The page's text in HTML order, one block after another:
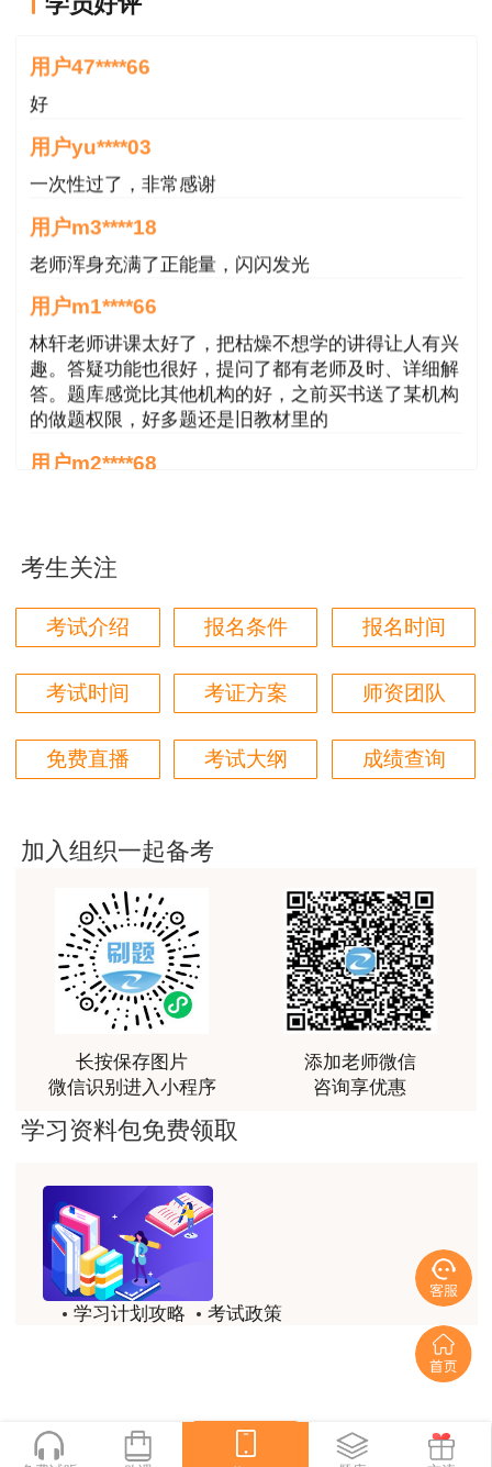
二、考试题型及答题方式
《现代咨询方法与实务》科目为主观题，答题
前必须仔细阅读应试人员注意事项（试卷封二）和
作答须知（专用答题卡首页），答题时使用规定的
作答工具在专用答题卡划定的区域内作答，须在答
客观题，在答题卡上作答，须规范填涂，以免影响
考试成绩。
橡皮及无声无文本编辑功能的计算器参加考试。答
题所用草稿纸由市人事考试机构统一配发，考后收
回。
三、考试成绩管理
动管理，参加4个科目考试（级别为考全科）的人
个科目考试（级别为免2科）的人员须在连续2个
（投资）职业资格证书。
考试成绩查询网站为中国人事考试网。
2023年度咨询工程师（投资）职业资格考试
改革委员会关于印发〈工程咨询（投资）专业技术
人员职业资格制度暂行规定〉和〈咨询工程师（投
资）职业资格考试实施办法〉的通知》（人社部发
〔2015〕64号）、《中国工程咨询协会关于咨询
工程师（投资）职业资格考试有关问题的说明》
（中咨协资信〔2021〕7号）有关规定执行（详见
附件）。
（一）2023年度咨询工程师（投资）职业资
格考试报名证明事项实行告知承诺制，应试人员须
通过中国人事考试网的全国专业技术人员资格考试
报名服务平台进行网上注册、报名和缴费。
2023年2月28日9∶00—3月7日
缴费时间： 2023年2月28日9∶00—3月9日
用户47****66
好
用户yu****03
一次性过了，非常感谢
用户m3****18
老师浑身充满了正能量，闪闪发光
用户m1****66
林轩老师讲课太好了，把枯燥不想学的讲得让人有兴
趣。答疑功能也很好，提问了都有老师及时、详细解
答。题库感觉比其他机构的好，之前买书送了某机构
的做题权限，好多题还是旧教材里的
用户m2****68
本门课程老师讲的很细致，每个章节都讲到位了。特
别是财务评价那个章节，深入浅出，强化训练，效果
很好。
用户m4****68
林轩老师讲得好，复杂的知识讲的深入浅出，能够听
得懂。简答题总结的也很到位。
用户m5****88
听他的课过的！
客户回复迅速，热心解答，购买体验很不错。
用户m2****88
讲得好
林老师讲得非常好！
用户m8****66
用户c2****r6
林轩老师是一个好老师，给我留下了深刻的影响
用户m1****88
冲着林轩老师过来买的课程，没时间学，就看了冲刺
林轩老师讲课实战型太强了，超级喜欢
考生关注
考试介绍 报名条件 报名时间
考试时间 考证方案 师资团队
免费直播 考试大纲 成绩查询
加入组织一起备考
长按保存图片
微信识别进入小程序
添加老师微信
咨询享优惠
学习资料包免费领取
学习计划攻略
考试政策